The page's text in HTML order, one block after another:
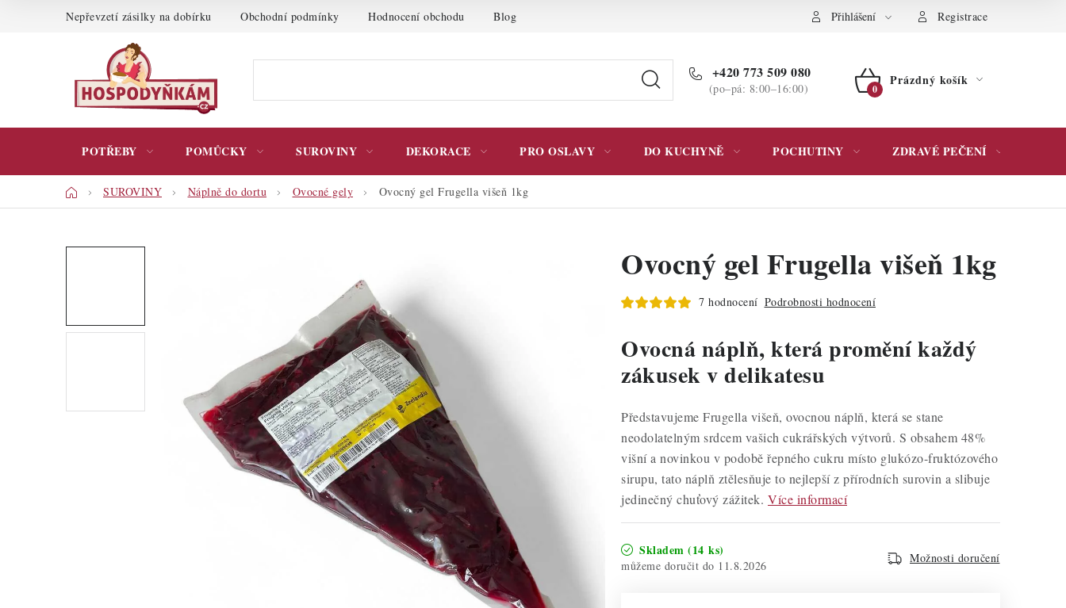
Nepřevzetí zásilky na dobírku Obchodní podmínky Hodnocení obchodu Blog Podmínky ochrany osobních údajů Přihlášení Registrace
+420 773 509 080
(po–pá: 8:00–16:00)
NÁKUPNÍ
Prázdný košík
POTŘEBY POMŮCKY SUROVINY DEKORACE PRO OSLAVY DO KUCHYNĚ POCHUTINY ZDRAVÉ PEČENÍ
DomůSUROVINY Náplně do dortu Ovocné gely Ovocný gel Frugella višeň 1kg
Ovocný gel Frugella višeň 1kg
7 hodnocení Podrobnosti hodnocení
Ovocná náplň, která promění každý
zákusek v delikatesu
Představujeme Frugella višeň, ovocnou náplň, která se stane
neodolatelným srdcem vašich cukrářských výtvorů. S obsahem 48%
višní a novinkou v podobě řepného cukru místo glukózo-fruktózového
sirupu, tato náplň ztělesňuje to nejlepší z přírodních surovin a slibuje
jedinečný chuťový zážitek. Více informací
Skladem (14 ks)
11.8.2026
Možnosti doručení